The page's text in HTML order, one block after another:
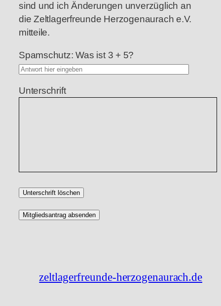
sind und ich Änderungen unverzüglich an
die Zeltlagerfreunde Herzogenaurach e.V.
mitteile.
Spamschutz: Was ist 3 + 5?
Unterschrift
Unterschrift löschen
zeltlagerfreunde-herzogenaurach.de